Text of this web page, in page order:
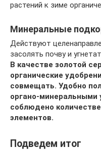
растений к зиме
Минеральные
Действуют
засолять почву и
В качестве золотой
органические
совмещать. Удобно
органо-минеральными
соблюдено
элементов.
Подведем итог